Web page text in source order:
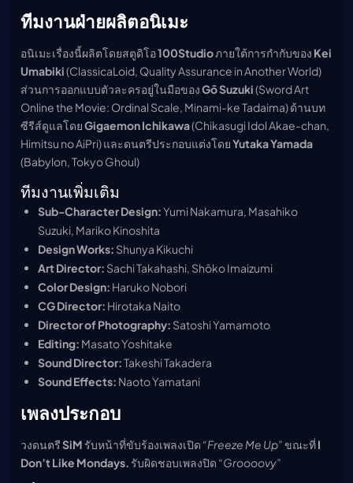
ทีมงานฝ่ายผลิตอนิเมะ
อนิเมะเรื่องนี้ผลิตโดยสตูดิโอ100Studioภายใต้การกำกับของ Kei
Umabiki(ClassicaLoid, Quality Assurance in Another World)
ส่วนการออกแบบตัวละครอยู่ในมือของGō Suzuki(Sword Art
Online the Movie: Ordinal Scale, Minami-ke Tadaima) ด้านบท
ซีรีส์ดูแลโดยGigaemon Ichikawa(Chikasugi Idol Akae-chan,
Himitsu no AiPri) และดนตรีประกอบแต่งโดยYutaka Yamada
(Babylon, Tokyo Ghoul)
ทีมงานเพิ่มเติม
Sub-Character Design:Yumi Nakamura, Masahiko
Suzuki, Mariko Kinoshita
Design Works: Shunya Kikuchi
Art Director: Sachi Takahashi, Shōko Imaizumi
Color Design: Haruko Nobori
CG Director: Hirotaka Naito
Director of Photography: Satoshi Yamamoto
Editing: Masato Yoshitake
Sound Director:Takeshi Takadera
Sound Effects: Naoto Yamatani
เพลงประกอบ
วงดนตรีSiM รับหน้าที่ขับร้องเพลงเปิด “Freeze Me Up”ขณะที่I
Don’t Like Mondays. รับผิดชอบเพลงปิด “Groooovy”